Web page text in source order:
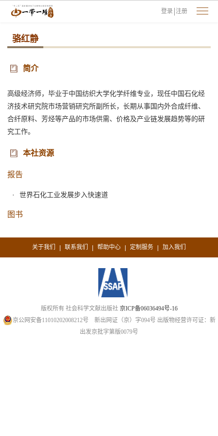
登录 注册
骆红静
简介
高级经济师，毕业于中国纺织大学化学纤维专业，现任中国石化经
济技术研究院市场营销研究所副所长，长期从事国内外合成纤维、
合纤原料、芳烃等产品的市场供需、价格及产业链发展趋势等的研
究工作。
本社资源
报告
世界石化工业发展步入快速道
图书
关于我们 | 联系我们 | 帮助中心 | 定制服务 | 加入我们
版权所有 社会科学文献出版社 京ICP备06036494号-16
京公网安备11010202008212号 新出网证（京）字094号 出版物经营许可证：新
出发京批字第版0079号